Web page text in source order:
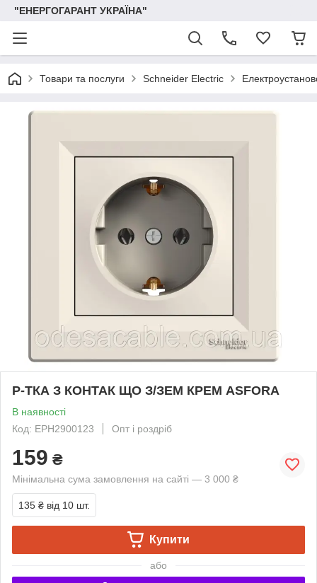
"ЕНЕРГОГАРАНТ УКРАЇНА"
Товари та послуги Schneider Electric
Р-ТКА З КОНТАК ЩО З/ЗЕМ КРЕМ ASFORA
В наявності
Код: EPH2900123
Опт і роздріб
159 ₴
Мінімальна сума замовлення на сайті — 3 000 ₴
135 ₴ від 10 шт.
Купити
або